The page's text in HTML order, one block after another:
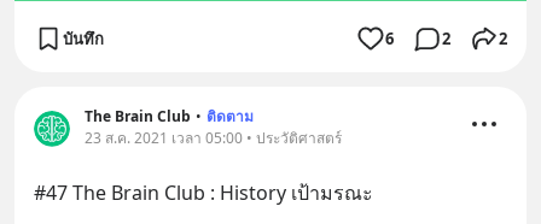
บันทึก 6 2 2
The Brain Club • ติดตาม
23 ส.ค. 2021 เวลา 05:00 • ประวัติศาสตร์
#47 The Brain Club : History เป้ามรณะ